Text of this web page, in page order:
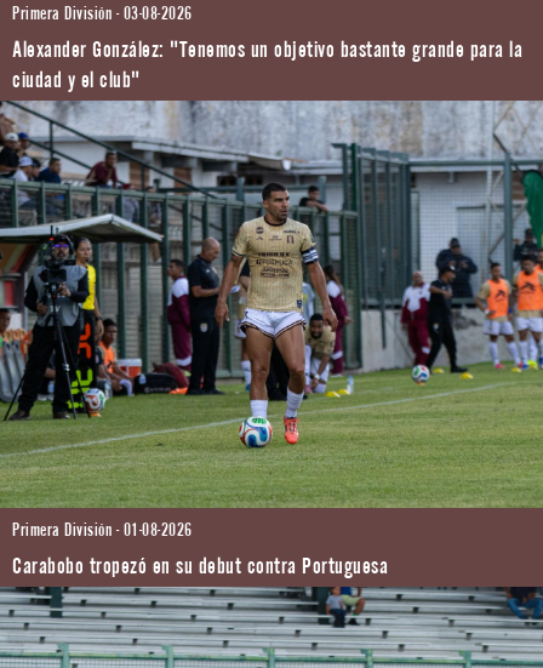
Primera División - 03-08-2026
Alexander González: "Tenemos un objetivo bastante grande para la
ciudad y el club"
Primera División - 01-08-2026
Carabobo tropezó en su debut contra Portuguesa